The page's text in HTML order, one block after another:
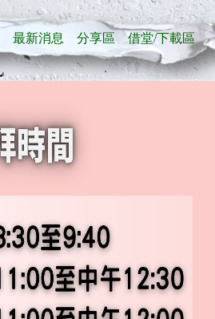
最新消息 分享區 借堂/下載區